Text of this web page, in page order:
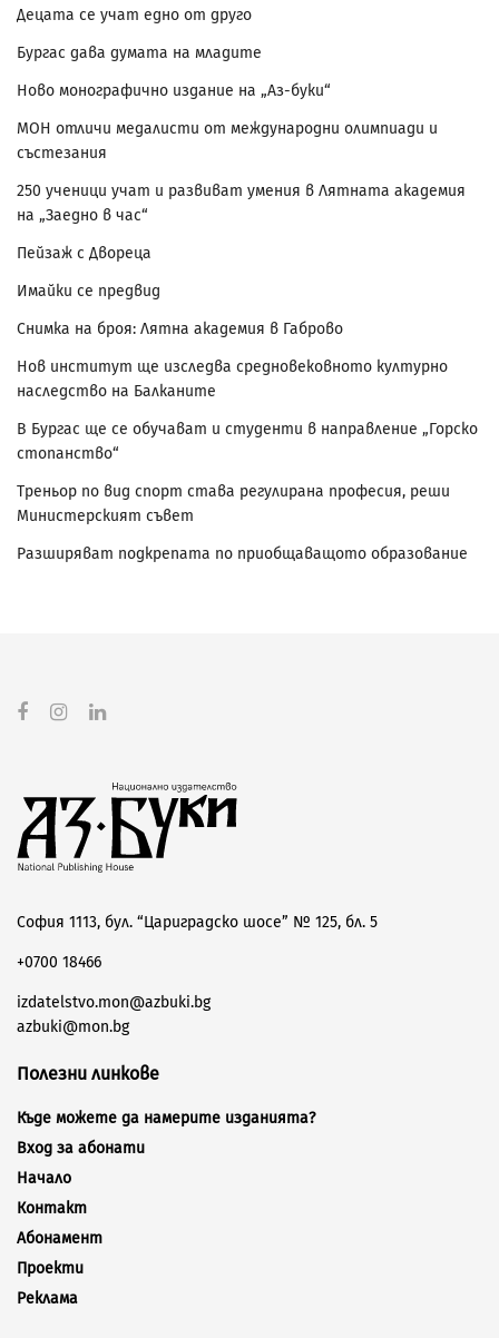
Децата се учат едно от друго
Бургас дава думата на младите
Ново монографично издание на „Аз-буки“
МОН отличи медалисти от международни олимпиади и
състезания
250 ученици учат и развиват умения в Лятната академия
на „Заедно в час“
Пейзаж с Двореца
Имайки се предвид
Снимка на броя: Лятна академия в Габрово
Нов институт ще изследва средновековното културно
наследство на Балканите
В Бургас ще се обучават и студенти в направление „Горско
стопанство“
Треньор по вид спорт става регулирана професия, реши
Министерският съвет
Разширяват подкрепата по приобщаващото образование
София 1113, бул. “Цариградско шосе” № 125, бл. 5
+0700 18466
izdatelstvo.mon@azbuki.bg
azbuki@mon.bg
Полезни линкове
Къде можете да намерите изданията?
Вход за абонати
Начало
Контакт
Абонамент
Проекти
Реклама